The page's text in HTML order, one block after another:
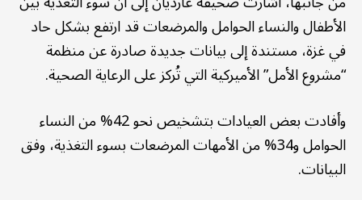
الأطفال والنساء الحوامل والمرضعات قد ارتفع بشكل حاد
في غزة، مستندة إلى بيانات جديدة صادرة عن منظمة
“مشروع الأمل” الأميركية التي تُركز على الرعاية الصحية.
وأفادت بعض العيادات بتشخيص نحو 42% من النساء
الحوامل و34% من الأمهات المرضعات بسوء التغذية، وفق
البيانات.